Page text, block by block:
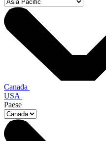
Canada
USA
Paese